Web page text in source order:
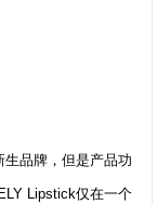
生品牌，但是产品功
Lipstick仅在一个